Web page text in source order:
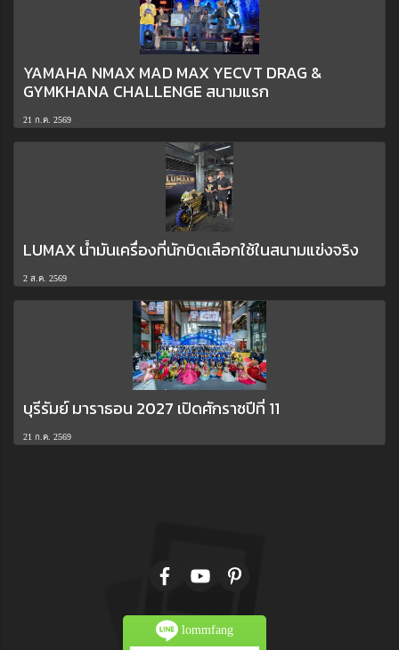
YAMAHA NMAX MAD MAX YECVT DRAG &
GYMKHANA CHALLENGE สนามแรก
21 ก.ค. 2569
LUMAX น้ำมันเครื่องที่นักบิดเลือกใช้ในสนามแข่งจริง
2 ส.ค. 2569
บุรีรัมย์ มาราธอน 2027 เปิดศักราชปีที่ 11
21 ก.ค. 2569
lommfang